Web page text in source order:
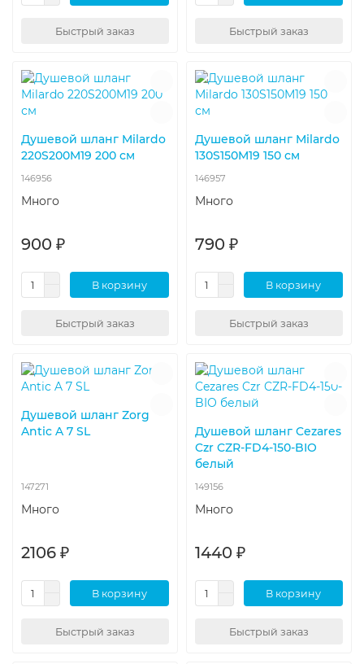
Быстрый заказ Быстрый заказ
Душевой шланг Milardo
220S200M19 200 см
146956
Много
900 ₽
В корзину
Быстрый заказ
Душевой шланг Milardo
130S150M19 150 см
146957
Много
790 ₽
В корзину
Быстрый заказ
Душевой шланг Zorg
Antic A 7 SL
147271
Много
2106 ₽
В корзину
Быстрый заказ
Душевой шланг Cezares
Czr CZR-FD4-150-BIO
белый
149156
Много
1440 ₽
В корзину
Быстрый заказ